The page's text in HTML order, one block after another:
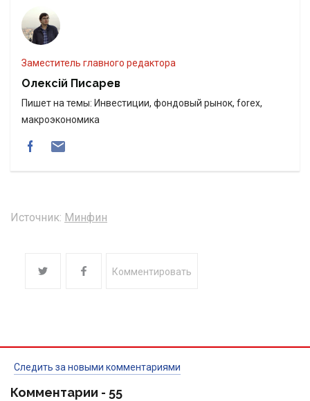
Заместитель главного редактора
Олексій Писарев
Пишет на темы: Инвестиции, фондовый рынок, forex,
макроэкономика
Источник: Минфин
Комментировать
Следить за новыми комментариями
Комментарии - 55